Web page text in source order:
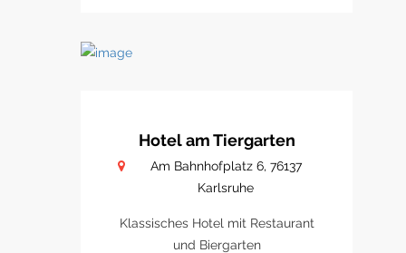
Hotel am Tiergarten
Am Bahnhofplatz 6, 76137
Karlsruhe
Klassisches Hotel mit Restaurant
und Biergarten